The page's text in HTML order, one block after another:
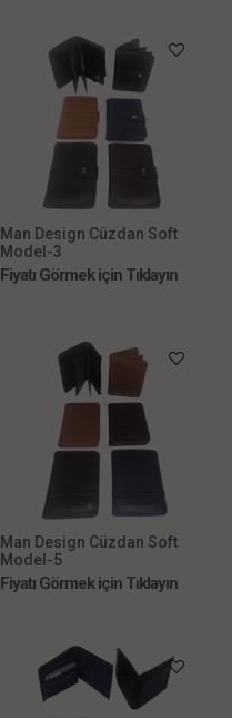
Man Design Cüzdan Soft
Model-3
Fiyatı Görmek için Tıklayın
Man Design Cüzdan Soft
Model-5
Fiyatı Görmek için Tıklayın